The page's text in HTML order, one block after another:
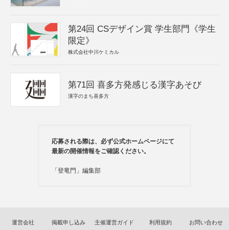
第24回 CSデザイン賞 学生部門《学生
限定》
株式会社中川ケミカル
第71回 喜多方発感じる漢字あそび
漢字のまち喜多方
応募される際は、必ず公式ホームページにて
最新の開催情報をご確認ください。
「登竜門」編集部
運営会社 掲載申し込み 主催運営ガイド 利用規約 お問い合わせ